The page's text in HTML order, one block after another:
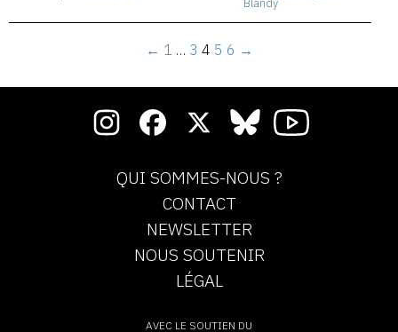
Blandy
← 1 … 3 4 5 6 →
QUI SOMMES-NOUS ?
CONTACT
NEWSLETTER
NOUS SOUTENIR
LÉGAL
AVEC LE SOUTIEN DU